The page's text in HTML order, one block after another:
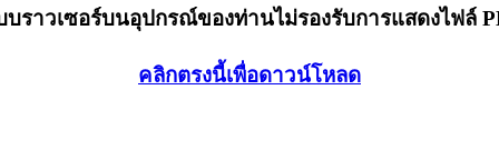
บราวเซอร์บนอุปกรณ์ของท่านไม่รองรับการแสดงไฟล์
คลิกตรงนี้เพื่อดาวน์โหลด